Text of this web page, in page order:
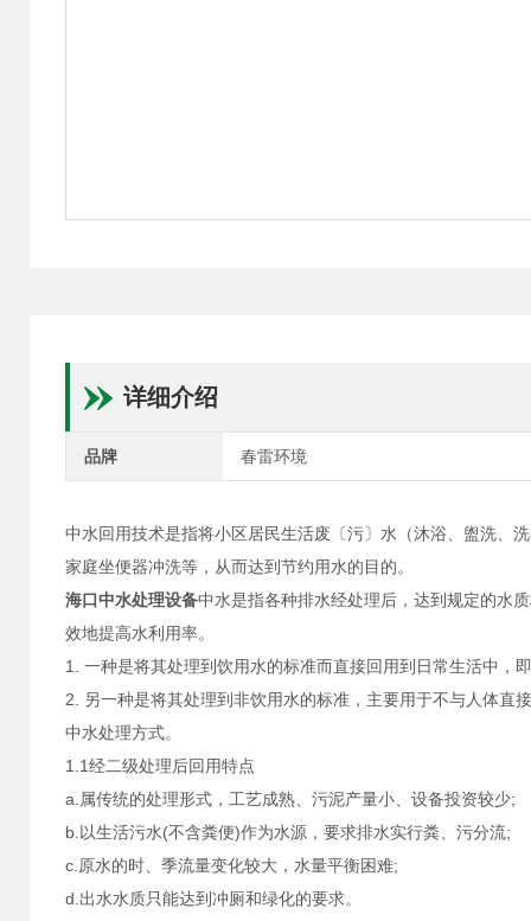
详细介绍
品牌 春雷环境
中水回用技术是指将小区居民生活废〔污〕水（沐浴、盥洗、
家庭坐便器冲洗等，从而达到节约用水的目的。
海口中水处理设备中水是指各种排水经处理后，达到规定的水
效地提高水利用率。
1. 一种是将其处理到饮用水的标准而直接回用到日常生活中，
2. 另一种是将其处理到非饮用水的标准，主要用于不与人体直
中水处理方式。
1.1经二级处理后回用特点
a.属传统的处理形式，工艺成熟、污泥产量小、设备投资较少;
b.以生活污水(不含粪便)作为水源，要求排水实行粪、污分流;
c.原水的时、季流量变化较大，水量平衡困难;
d.出水水质只能达到冲厕和绿化的要求。